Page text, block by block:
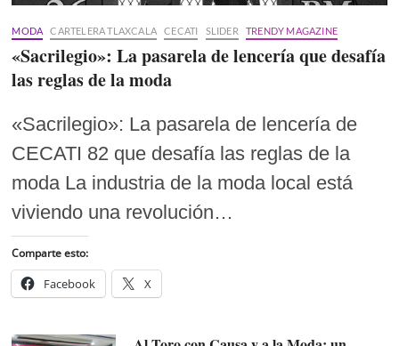
MODA CARTELERA TLAXCALA CECATI SLIDER TRENDY MAGAZINE
«Sacrilegio»: La pasarela de lencería que desafía
las reglas de la moda
«Sacrilegio»: La pasarela de lencería de
CECATI 82 que desafía las reglas de la
moda La industria de la moda local está
viviendo una revolución…
Comparte esto:
Facebook X